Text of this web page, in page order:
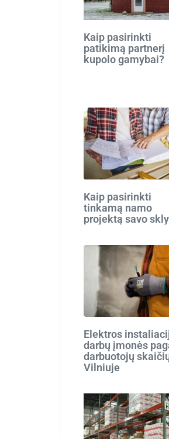
Kaip pasirinkti
patikimą partnerį
kupolo gamybai?
Kaip pasirinkti
tinkamą namo
projektą savo
Elektros
darbų įmonės
darbuotojų
Vilniuje